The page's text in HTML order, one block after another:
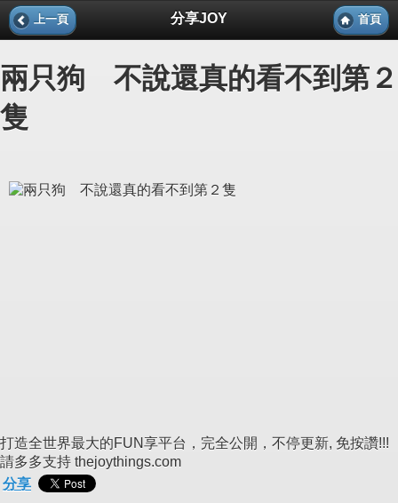
上一頁 分享JOY 首頁
兩只狗 不說還真的看不到第２
隻
打造全世界最大的FUN享平台，完全公開，不停更新, 免按讚!!!
請多多支持 thejoythings.com
分享